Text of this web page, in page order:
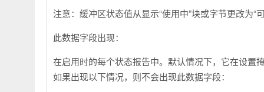
注意：缓冲区状态值从显示“使用中”块或字节更改为
此数据字段出现：
在启用时的每个状态报告中。默认情况下，它在设置
如果出现以下情况，则不会出现此数据字段：